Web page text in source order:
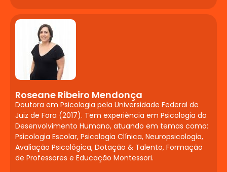
Supervisionado em
Neuropsicopedagogia
Clínica
Avaliação diagnóstica e intervenção.
Etapas: Contrato, Entrevista Inicial,
Anamnese, Devolutiva e Relatório.
Aplicação de Provas Operatórias e testes
psicométricos: Torre de Hanói (ToH),
Cubos de Corsi, Torre de Londres (TOL),
Atenção por Cancelamento e Trilhas.
Funções executivas: atenção, controle
inibitório e memória de trabalho. Práticas
Roseane Ribeiro Mendonça
Doutora em Psicologia pela Universidade Federal de
Juiz de Fora (2017). Tem experiência em Psicologia do
Desenvolvimento Humano, atuando em temas como:
Psicologia Escolar, Psicologia Clínica, Neuropsicologia,
Avaliação Psicológica, Dotação & Talento, Formação
de Professores e Educação Montessori.